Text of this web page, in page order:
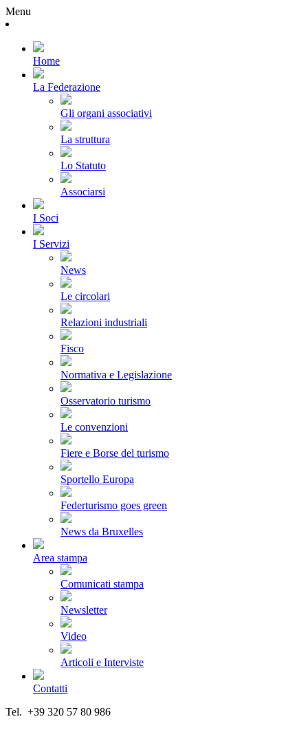
Menu
Home
La Federazione
Gli organi associativi
La struttura
Lo Statuto
Associarsi
I Soci
I Servizi
News
Le circolari
Relazioni industriali
Fisco
Normativa e Legislazione
Osservatorio turismo
Le convenzioni
Fiere e Borse del turismo
Sportello Europa
Federturismo goes green
News da Bruxelles
Area stampa
Comunicati stampa
Newsletter
Video
Articoli e Interviste
Contatti
Tel. +39 320 57 80 986